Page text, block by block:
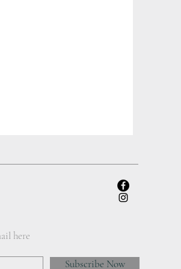
here
Subscribe Now